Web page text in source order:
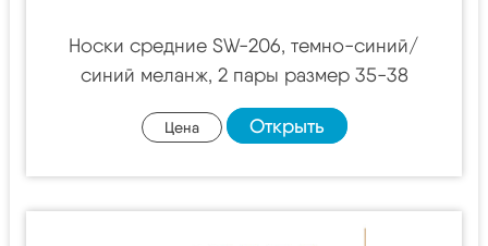
Носки средние SW-206, темно-синий/
синий меланж, 2 пары размер 35-38
Цена Открыть